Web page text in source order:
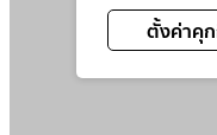
ตั้งค่าคุ